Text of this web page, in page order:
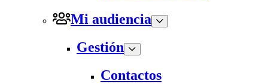
Mi audiencia
Gestión
Contactos